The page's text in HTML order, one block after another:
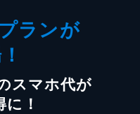
ランが
スマホ代が
！